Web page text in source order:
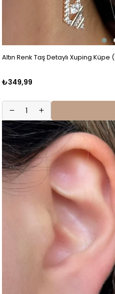
Altın Renk Taş Detaylı Xuping Küpe
₺349,99